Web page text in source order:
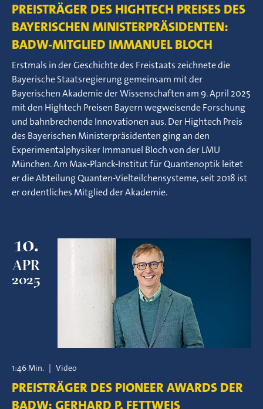
PREISTRÄGER DES HIGHTECH PREISES DES
BAYERISCHEN MINISTERPRÄSIDENTEN:
BADW-MITGLIED IMMANUEL BLOCH
Erstmals in der Geschichte des Freistaats zeichnete die
Bayerische Staatsregierung gemeinsam mit der
Bayerischen Akademie der Wissenschaften am 9. April 2025
mit den Hightech Preisen Bayern wegweisende Forschung
und bahnbrechende Innovationen aus. Der Hightech Preis
des Bayerischen Ministerpräsidenten ging an den
Experimentalphysiker Immanuel Bloch von der LMU
München. Am Max-Planck-Institut für Quantenoptik leitet
er die Abteilung Quanten-Vielteilchensysteme, seit 2018 ist
er ordentliches Mitglied der Akademie.
10.
APR
2025
1:46 Min. | Video
PREISTRÄGER DES PIONEER AWARDS DER
BADW: GERHARD P. FETTWEIS